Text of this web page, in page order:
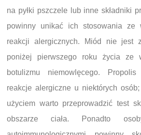
na pyłki pszczele lub inne składniki
powinny unikać ich stosowania ze
reakcji alergicznych. Miód nie jest
poniżej pierwszego roku życia ze
botulizmu niemowlęcego. Propolis
reakcje alergiczne u niektórych
użyciem warto przeprowadzić test
obszarze ciała. Ponadto